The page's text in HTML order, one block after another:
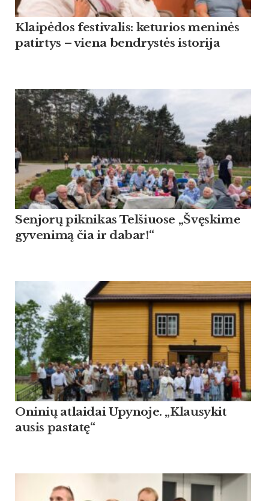
Klaipėdos festivalis: keturios meninės
patirtys – viena bendrystės istorija
Sen­jorų pik­ni­kas Tel­šiuo­se „Švęski­me
gy­ve­nimą čia ir da­bar!“
Oninių atlaidai Upynoje. „Klausykit
ausis pastatę“